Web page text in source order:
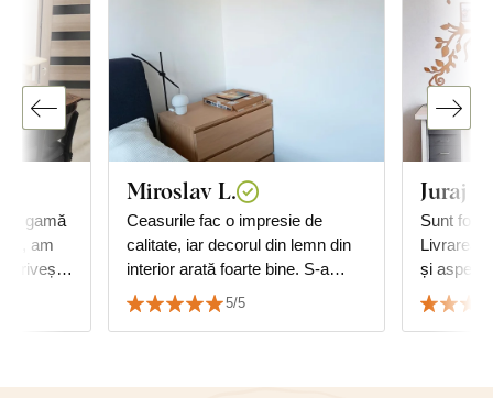
O gamă
am
Miroslav L.
Ceasurile fac o impresie de
calitate, iar decorul din lemn din
interior arată foarte bine. S-a
reușit să se potrivească cu
decorul podelei.
5/5
Juraj G.
Sunt
Livrarea,
și
Juraj